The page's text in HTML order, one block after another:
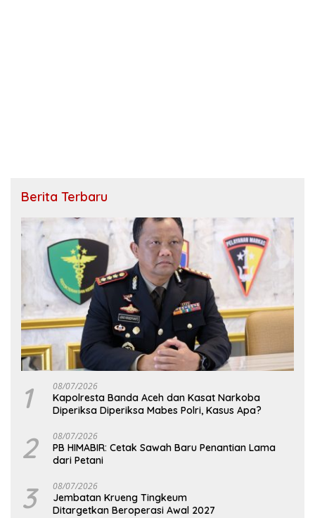
Berita Terbaru
1 08/07/2026
Kapolresta Banda Aceh dan Kasat Narkoba
Diperiksa Diperiksa Mabes Polri, Kasus Apa?
2 08/07/2026
PB HIMABIR: Cetak Sawah Baru Penantian Lama
dari Petani
3 08/07/2026
Jembatan Krueng Tingkeum
Ditargetkan Beroperasi Awal 2027